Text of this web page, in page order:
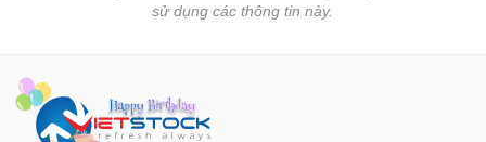
sử dụng các thông tin này.